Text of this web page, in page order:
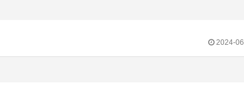
2024-